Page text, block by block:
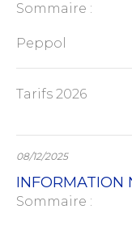
Sommaire :
Peppol
Tarifs 2026
08/12/2025
INFORMATION
Sommaire :